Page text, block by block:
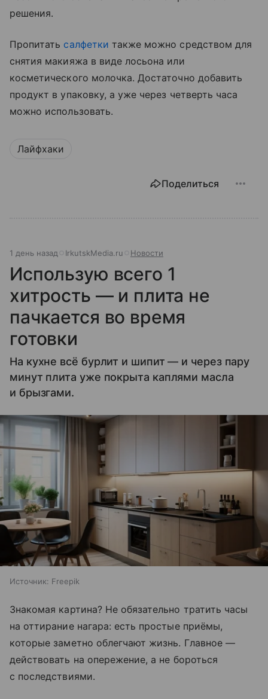
решения.
Пропитать салфетки также можно средством для
снятия макияжа в виде лосьона или
косметического молочка. Достаточно добавить
продукт в упаковку, а уже через четверть часа
можно использовать.
Лайфхаки
Поделиться
1 день назад IrkutskMedia.ru Новости
Использую всего 1
хитрость — и плита не
пачкается во время
готовки
На кухне всё бурлит и шипит — и через пару
минут плита уже покрыта каплями масла
и брызгами.
Источник: Freepik
Знакомая картина? Не обязательно тратить часы
на оттирание нагара: есть простые приёмы,
которые заметно облегчают жизнь. Главное —
действовать на опережение, а не бороться
с последствиями.